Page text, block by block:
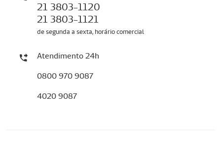
21 3803-1120
21 3803-1121
de segunda a sexta, horário comercial
Atendimento 24h
0800 970 9087
4020 9087